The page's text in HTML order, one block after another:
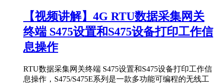
【视频讲解】4G RTU数据采集网关
终端 S475设置和S475设备打印工作信
息操作
RTU数据采集网关终端 S475设置和S475设备打印工作信
息操作，S475/S475E系列是一款多功能可编程的无线工